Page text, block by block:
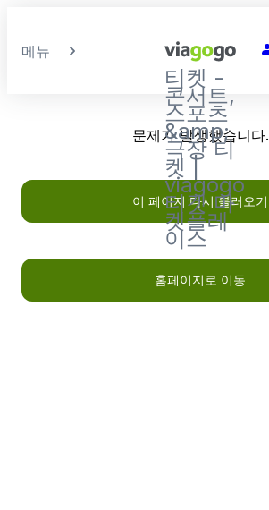
메뉴
티켓 -
콘서트,
스포츠
&amp;
극장 티
켓 |
viagogo
티켓 마
켓플레
이스
문제가 발생했습니다.
이 페이지 다시 불러오기
홈페이지로 이동